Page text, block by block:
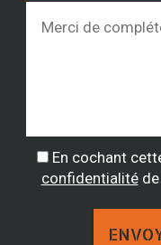
En cochant
confidentialitéde